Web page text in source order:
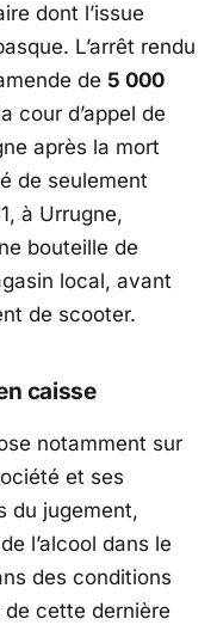
dont l’issue
L’arrêt rendu
de 5 000
cour d’appel de
après la mort
de seulement
à Urrugne,
bouteille de
local, avant
de scooter.
caisse
notamment sur
et ses
du jugement,
l’alcool dans le
des conditions
cette dernière